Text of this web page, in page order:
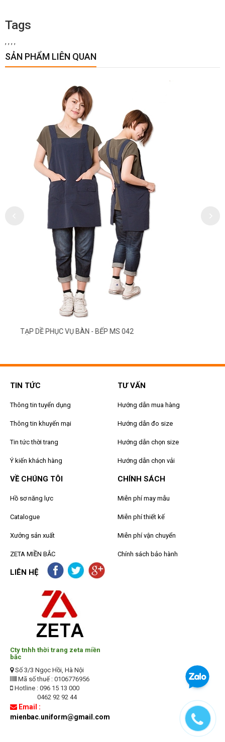
Tags
, , , ,
SẢN PHẨM LIÊN QUAN
TẠP DỀ PHỤC VỤ BÀN - BẾP MS 042
TIN TỨC
Thông tin tuyển dụng
Thông tin khuyến mại
Tin tức thời trang
Ý kiến khách hàng
TƯ VẤN
Hướng dẫn mua hàng
Hướng dẫn đo size
Hướng dẫn chọn size
Hướng dẫn chọn vải
VỀ CHÚNG TÔI
Hồ sơ năng lực
Catalogue
Xưởng sản xuất
ZETA MIỀN BẮC
CHÍNH SÁCH
Miễn phí may mẫu
Miễn phí thiết kế
Miễn phí vận chuyển
Chính sách bảo hành
LIÊN HỆ
Cty tnhh thời trang zeta miền
bắc
Số 3/3 Ngọc Hồi, Hà Nội
Mã số thuế : 0106776956
Hotline : 096 15 13 000
0462 92 92 44
Email :
mienbac.uniform@gmail.com